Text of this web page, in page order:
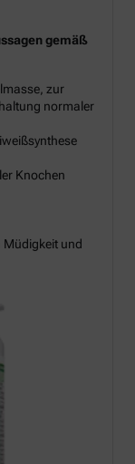
gemäß
zur
normaler
Knochen
und